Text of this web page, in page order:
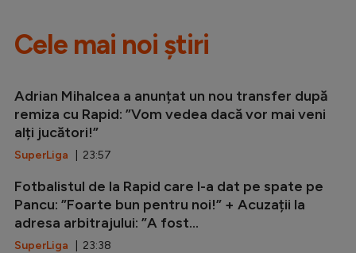
Cele mai noi știri
Adrian Mihalcea a anunțat un nou transfer după
remiza cu Rapid: ”Vom vedea dacă vor mai veni
alți jucători!”
SuperLiga | 23:57
Fotbalistul de la Rapid care l-a dat pe spate pe
Pancu: ”Foarte bun pentru noi!” + Acuzații la
adresa arbitrajului: ”A fost...
SuperLiga | 23:38